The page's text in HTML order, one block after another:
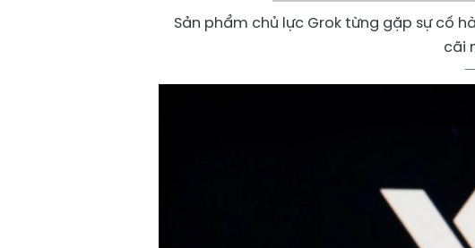
Sản phẩm chủ lực Grok từng gặp sự cố
cãi